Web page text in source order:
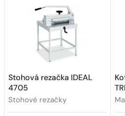
Stohová rezačka IDEAL
4705
Stohové rezačky